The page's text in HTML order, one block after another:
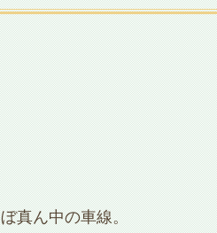
真ん中の車線。